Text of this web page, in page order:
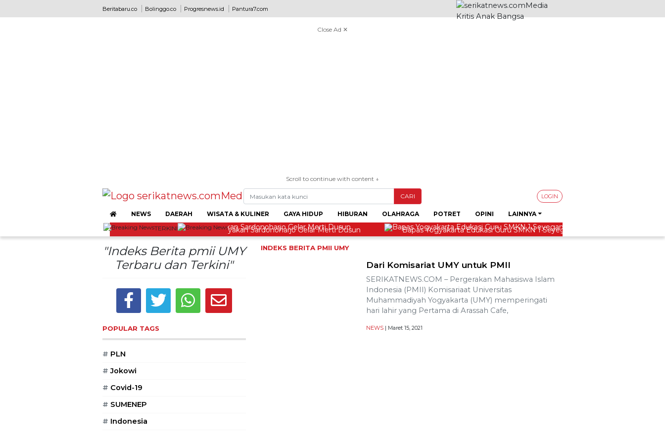
Beritabaru.co Bolinggo.co Progresnews.id Pantura7.com
Close Ad ✕
Scroll to continue with content ↓
CARI LOGIN
NEWS DAERAH WISATA & KULINER GAYA HIDUP HIBURAN OLAHRAGA POTRET OPINI
LAINNYA
TERKINI
Lestarikan Tradisi Leluhur, Warga Dayakan Sardonoharjo Gelar Merti Dusun Bapas Yogyakarta Edukasi Guru SMKN 1 Seyegan untuk Perkuat Kesadaran
INDEKS BERITA PMII UMY
Dari Komisariat UMY untuk PMII
SERIKATNEWS.COM – Pergerakan Mahasiswa Islam
Indonesia (PMII) Komisariaat Universitas
Muhammadiyah Yogyakarta (UMY) memperingati
hari lahir yang Pertama di Arassah Cafe,
NEWS | Maret 15, 2021
"Indeks Berita pmii UMY
Terbaru dan Terkini"
POPULAR TAGS
# PLN
# Jokowi
# Covid-19
# SUMENEP
# Indonesia